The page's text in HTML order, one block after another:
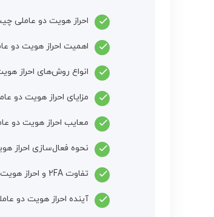
احراز هویت دو عاملی
اهمیت احراز هویت دو
انواع روش‌های احراز
مزایای احراز هویت دو
معایب احراز هویت دو
نحوه فعال‌سازی احراز
تفاوت 2FA و احراز هویت چند عاملی (MFA)
آینده احراز هویت دو